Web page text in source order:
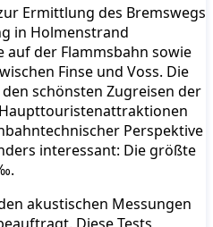
Ermittlung des Bremswegs
in Holmenstrand
auf der Flammsbahn sowie
Finse und Voss. Die
schönsten Zugreisen der
Perspektive
interessant: Die größte
akustischen Messungen